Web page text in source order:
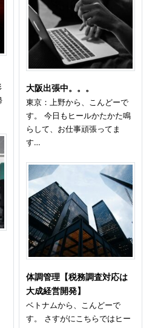
大阪出張中。。。
東京：上野から、こんどーで
す。 今日もヒールかたかた鳴
らして、お仕事頑張ってま
す…
体調管理【税務調査対応は
大成経営開発】
ベトナムから、こんどーで
す。 さすがにこちらではヒー